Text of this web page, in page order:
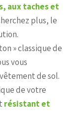
aux taches et
plus, le
» classique de
vous
de sol.
de votre
résistant et